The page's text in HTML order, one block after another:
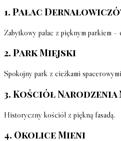
1. Pałac
Zabytkowy pałac z pięknym parkiem –
2. Park Miejski
Spokojny park z cieżkami
3. Kościół Narodzenia
Historyczny kościół z piękną fasadą.
4. Okolice Mieni